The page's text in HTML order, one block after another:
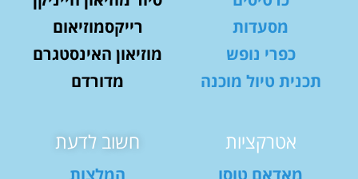
מסעדות
כפרי נופש
תכנית טיול מוכנה
רייקסמוזיאום
מוזיאון האינסטגרם
מדורדם
אטרקציות
מאדאם טוסו
חשוב לדעת
המלצות